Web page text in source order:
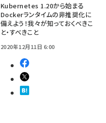
Kubernetes 1.20から始まる
Dockerランタイムの非推奨化に
備えよう！我々が知っておくべきこ
と・すべきこと
2020年12月11日 6:00